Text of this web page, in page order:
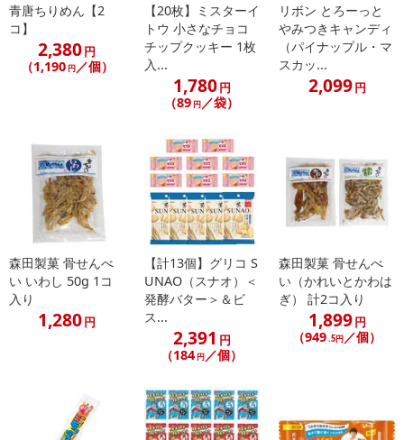
青唐ちりめん【2
コ】
2,380円
（1,190 円／個）
【20枚】ミスターイ
トウ 小さなチョコ
チップクッキー 1枚
入...
1,780円
（89 円 ／袋）
リボン とろーっと
やみつきキャンディ
（パイナップル・マ
スカッ...
2,099円
森田製菓 骨せんべ
い いわし 50g 1コ
入り
1,280円
【計13個】グリコ S
UNAO（スナオ）＜
発酵バター＞＆ビ
ス...
2,391 円
（184 円／個）
森田製菓 骨せんべ
い（かれいとかわは
ぎ） 計2コ入り
1,899円
（949.5円／個）